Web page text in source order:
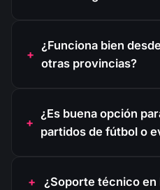
¿Funciona bien
otras provincias?
¿Es buena opción
partidos de fútbol o
¿Soporte técnico